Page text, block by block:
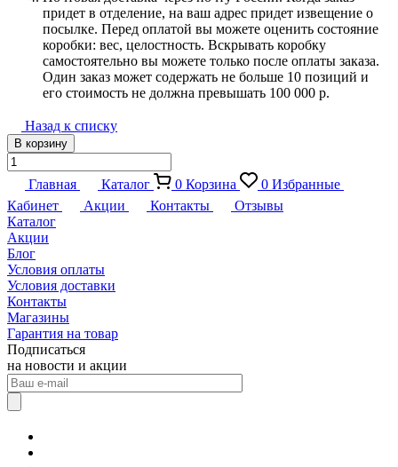
придет в отделение, на ваш адрес придет извещение о
посылке. Перед оплатой вы можете оценить состояние
коробки: вес, целостность. Вскрывать коробку
самостоятельно вы можете только после оплаты заказа.
Один заказ может содержать не больше 10 позиций и
его стоимость не должна превышать 100 000 р.
Назад к списку
В корзину
Главная Каталог 0 Корзина 0 Избранные
Кабинет
Акции Контакты
Отзывы
Каталог
Акции
Блог
Условия оплаты
Условия доставки
Контакты
Магазины
Гарантия на товар
Подписаться
на новости и акции